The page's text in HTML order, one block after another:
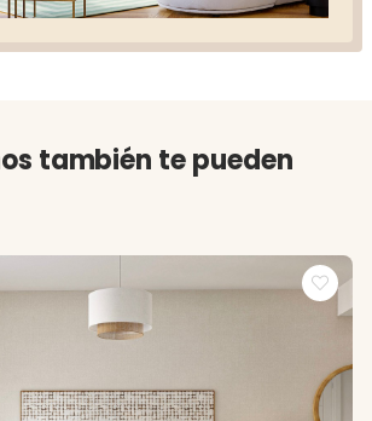
también te pueden